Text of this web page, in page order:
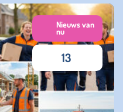
Nieuws van
nu
13